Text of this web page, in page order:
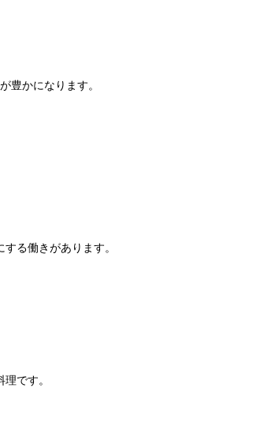
豊かになります。
る働きがあります。
です。